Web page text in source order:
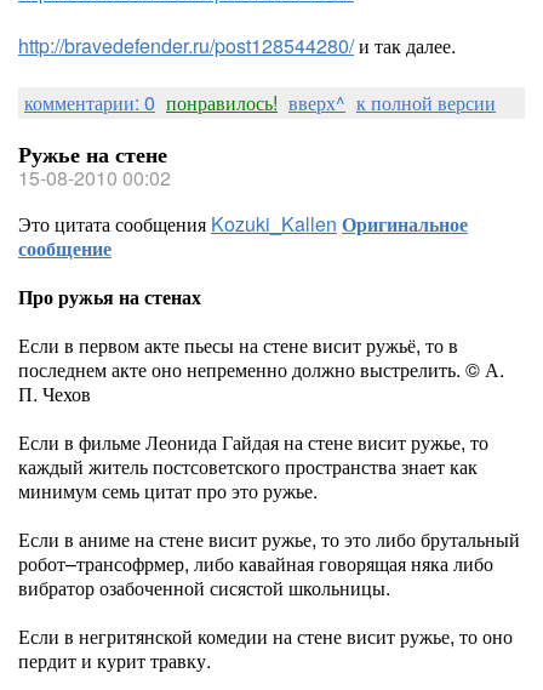
http://bravedefender.ru/post128544280/и так далее.
комментарии: 0 понравилось! вверх^ к полной версии
Ружье на стене
15-08-2010 00:02
Это цитата сообщения Kozuki_Kallen Оригинальное
сообщение
Про ружья на стенах
Если в первом акте пьесы на стене висит ружьё, то в
последнем акте оно непременно должно выстрелить. © А.
П. Чехов
Если в фильме Леонида Гайдая на стене висит ружье, то
каждый житель постсоветского пространства знает как
минимум семь цитат про это ружье.
Если в аниме на стене висит ружье, то это либо брутальный
робот–трансофрмер, либо кавайная говорящая няка либо
вибратор озабоченной сисястой школьницы.
Если в негритянской комедии на стене висит ружье, то оно
пердит и курит травку.